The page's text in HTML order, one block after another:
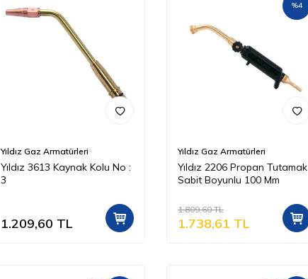
Yıldız Gaz Armatürleri
Yıldız 3613 Kaynak Kolu No :
3
1.209,60 TL
%4
Yıldız Gaz Armatürleri
Yıldız 2206 Propan Tutamak
Sabit Boyunlu 100 Mm
1.809,60TL
1.738,61 TL